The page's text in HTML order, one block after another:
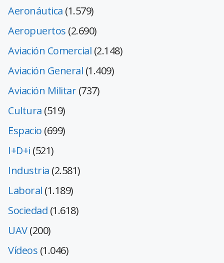
Aeronáutica (1.579)
Aeropuertos (2.690)
Aviación Comercial (2.148)
Aviación General (1.409)
Aviación Militar(737)
Cultura (519)
Espacio (699)
I+D+i (521)
Industria (2.581)
Laboral (1.189)
Sociedad (1.618)
UAV(200)
Vídeos (1.046)